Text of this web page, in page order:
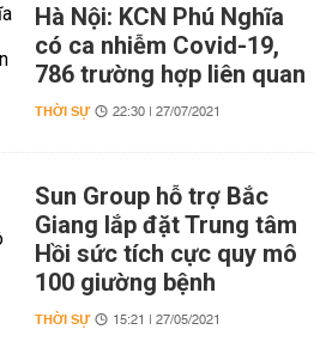
Hà Nội: KCN Phú Nghĩa
có ca nhiễm Covid-19,
786 trường hợp liên quan
THỜI SỰ 22:30 | 27/07/2021
Sun Group hỗ trợ Bắc
Giang lắp đặt Trung tâm
Hồi sức tích cực quy mô
100 giường bệnh
THỜI SỰ 15:21 | 27/05/2021